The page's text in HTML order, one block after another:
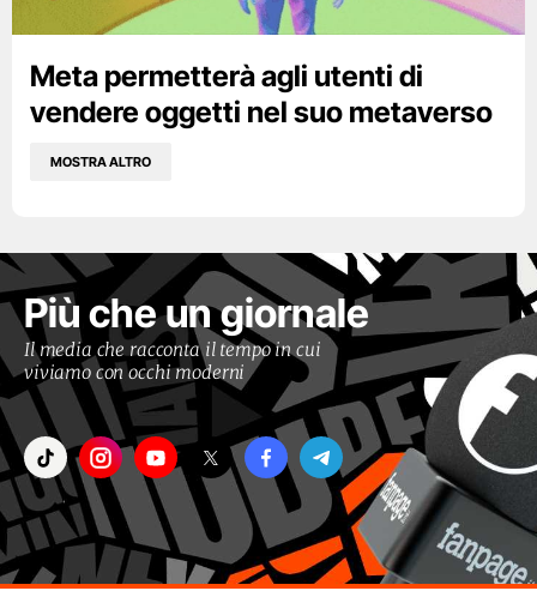
Meta permetterà agli utenti di
vendere oggetti nel suo metaverso
MOSTRA ALTRO
Più che un giornale
Il media che racconta il tempo in cui
viviamo con occhi moderni